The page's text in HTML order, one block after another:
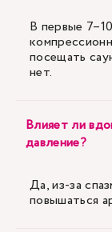
В первые
посещать
нет.
Влияет ли
давление?
Да, из-за
повышаться